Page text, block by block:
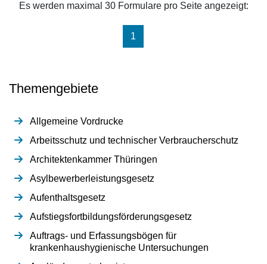
Es werden maximal 30 Formulare pro Seite angezeigt:
1
Themengebiete
Allgemeine Vordrucke
Arbeitsschutz und technischer Verbraucherschutz
Architektenkammer Thüringen
Asylbewerberleistungsgesetz
Aufenthaltsgesetz
Aufstiegsfortbildungsförderungsgesetz
Auftrags- und Erfassungsbögen für
krankenhaushygienische Untersuchungen